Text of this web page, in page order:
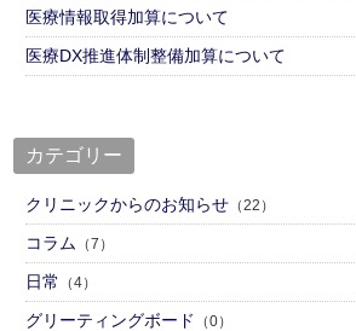
医療情報取得加算について
医療DX推進体制整備加算について
カテゴリー
クリニックからのお知らせ （22）
コラム （7）
日常 （4）
グリーティングボード （0）